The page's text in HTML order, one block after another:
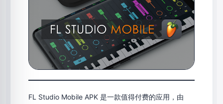
FL Studio Mobile APK 是一款值得付费的应用，由